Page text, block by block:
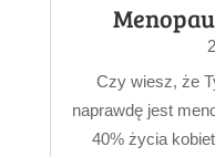
Czy wiesz, że
naprawdę jest
40% życia